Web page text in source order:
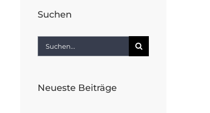
Suchen
Suche
Neueste Beiträge